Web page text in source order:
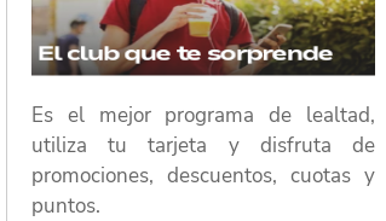
Es el mejor programa de lealtad,
utiliza tu tarjeta y disfruta de
promociones, descuentos, cuotas y
puntos.